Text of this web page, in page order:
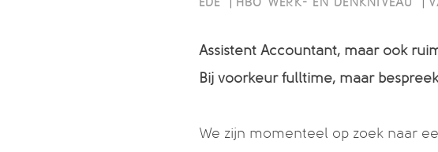
EDE HBO WERK- EN DENKNIVEAU
Assistent Accountant, maar ook
Bij voorkeur fulltime, maar
We zijn momenteel op zoek naar